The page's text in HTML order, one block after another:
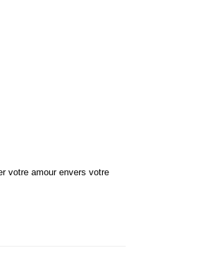
votre amour envers votre